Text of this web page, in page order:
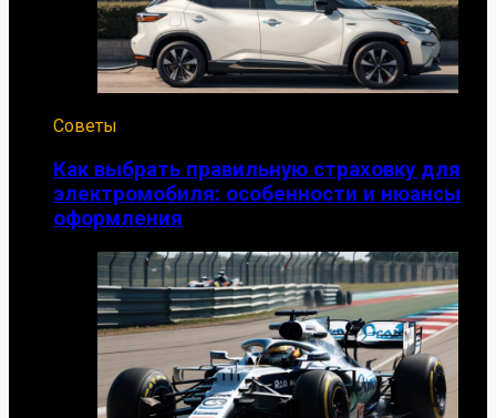
Советы
Как выбрать правильную страховку для
электромобиля: особенности и нюансы
оформления